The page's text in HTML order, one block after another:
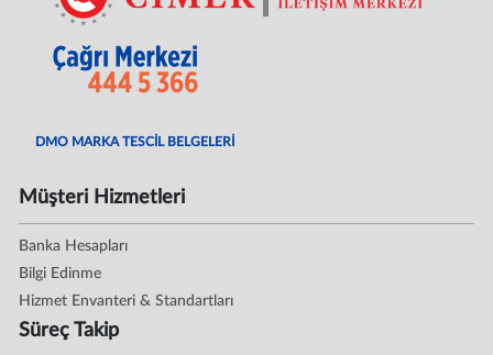
DMO MARKA TESCİL BELGELERİ
Müşteri Hizmetleri
Banka Hesapları
Bilgi Edinme
Hizmet Envanteri & Standartları
Süreç Takip